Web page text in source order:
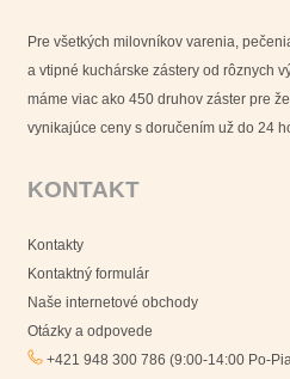
Pre všetkých milovníkov varenia,
a vtipné kuchárske zástery od rôznych
máme viac ako 450 druhov záster pre
vynikajúce ceny s doručením už do 24
KONTAKT
Kontakty
Kontaktný formulár
Naše internetové obchody
Otázky a odpovede
+421 948 300 786 (9:00-14:00 Po-